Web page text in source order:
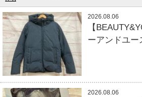
2026.08.06
【
ーアンドユー
2026.08.06